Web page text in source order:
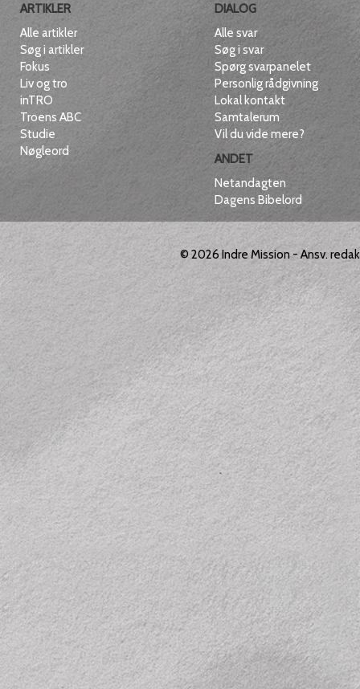
ARTIKLER
Alle artikler
Søg i artikler
Fokus
Liv og tro
inTRO
Troens ABC
Studie
Nøgleord
DIALOG
Alle svar
Søg i svar
Spørg svarpanelet
Personlig rådgivning
Lokal kontakt
Samtalerum
Vil du vide mere?
ANDET
Netandagten
Dagens Bibelord
© 2026Indre Mission- Ansv.